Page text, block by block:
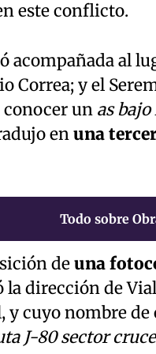
este conflicto.
acompañada al
Correa; y el
conocer un as
enuna
Todo sobre
deuna
la dirección de
y cuyo nombre
J-80 sector